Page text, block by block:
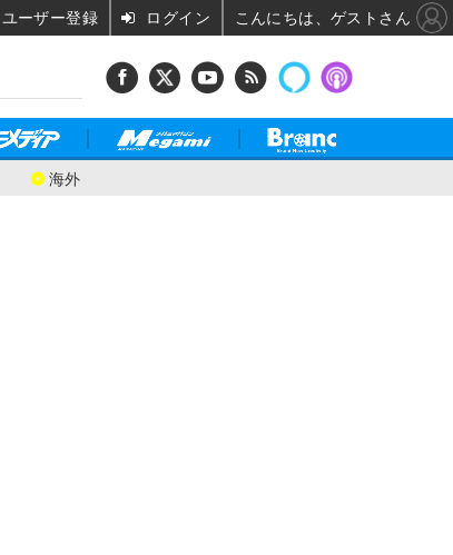
海外
ユーザー登録 ログイン こんにちは、ゲストさん